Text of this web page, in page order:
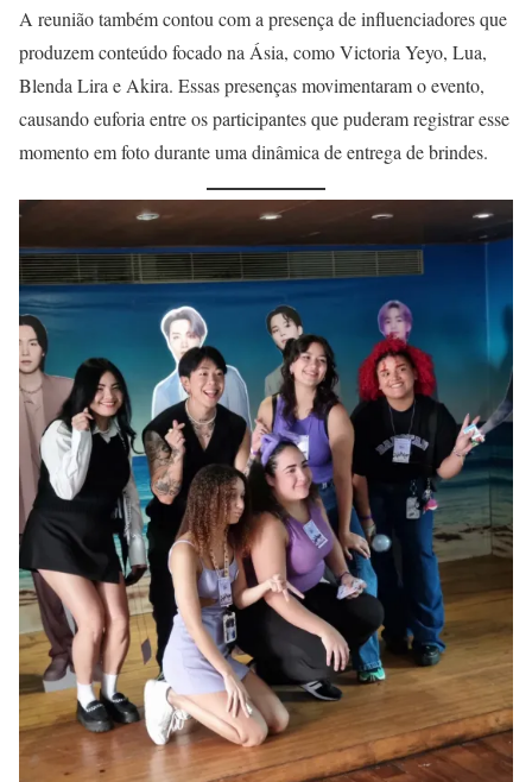
A reunião também contou com a presença de influenciadores que
produzem conteúdo focado na Ásia, como Victoria Yeyo, Lua,
Blenda Lira e Akira. Essas presenças movimentaram o evento,
causando euforia entre os participantes que puderam registrar esse
momento em foto durante uma dinâmica de entrega de brindes.